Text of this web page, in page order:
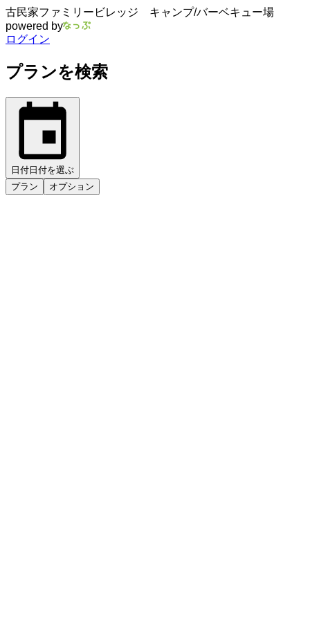
古民家ファミリービレッジ キャンプ/バーベキュー場
powered by
ログイン
プランを検索
日付 日付を選ぶ
プラン
オプション